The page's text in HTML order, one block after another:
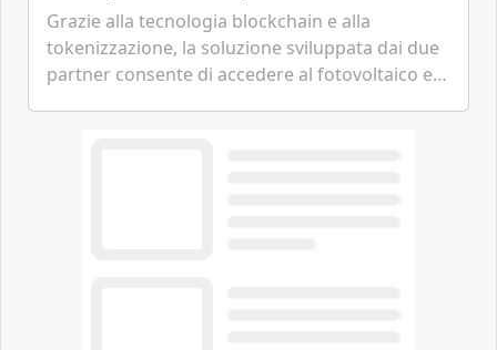
Grazie alla tecnologia blockchain e alla
tokenizzazione, la soluzione sviluppata dai due
partner consente di accedere al fotovoltaico e